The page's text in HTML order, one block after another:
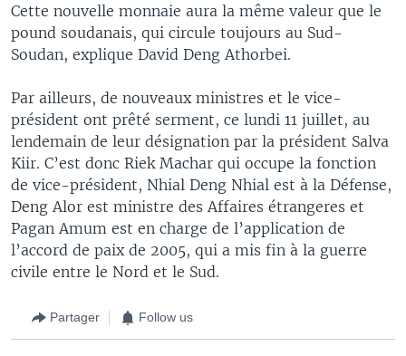
Cette nouvelle monnaie aura la même valeur que le
pound soudanais, qui circule toujours au Sud-
Soudan, explique David Deng Athorbei.
Par ailleurs, de nouveaux ministres et le vice-
président ont prêté serment, ce lundi 11 juillet, au
lendemain de leur désignation par la président Salva
Kiir. C’est donc Riek Machar qui occupe la fonction
de vice-président, Nhial Deng Nhial est à la Défense,
Deng Alor est ministre des Affaires étrangeres et
Pagan Amum est en charge de l’application de
l’accord de paix de 2005, qui a mis fin à la guerre
civile entre le Nord et le Sud.
Partager Follow us